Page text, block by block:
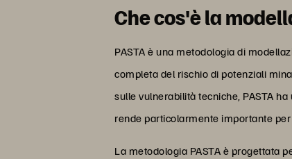
Che cos'è la
PASTA è una metodologia di
completa del rischio di potenziali
sulle vulnerabilità tecniche, PASTA
rende particolarmente importante
La metodologia PASTA è progettata